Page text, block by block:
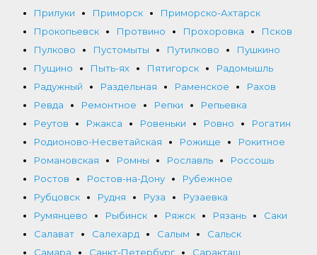
Прилуки
Приморск
Приморско-Ахтарск
Прокопьевск
Протвино Прохоровка
Псков
Пулково
Пустомыты Путилково
Пушкино
Пущино
Пыть-ях Пятигорск
Радомышль
Радужный
Раздельная Раменское
Рахов
Ревда
Ремонтное Репки
Репьевка
Реутов
Ржакса Ровеньки Ровно
Рогатин
Родионово-Несветайская
Рожище
Рокитное
Романовская
Ромны Рославль
Россошь
Ростов
Ростов-на-Дону
Рубежное
Рубцовск
Рудня Руза
Рузаевка
Румянцево
Рыбинск Ряжск Рязань
Саки
Салават
Салехард Салым
Сальск
Самара
Санкт-Петербург
Саракташ